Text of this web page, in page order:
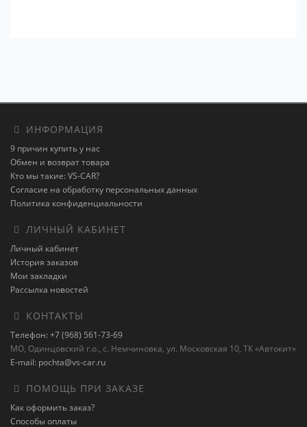
ИНФОРМАЦИЯ
9 причин купить у нас
Обмен и возврат товара
Кто мы такие: VS-CAR?
Согласие на обработку персональных данных
Политика конфиденциальности
ЛИЧНЫЙ КАБИНЕТ
Личный кабинет
История заказов
Мои закладки
Рассылка новостей
КОНТАКТЫ
Телефон: +7 (968) 561-73-69
МО, Одинцовский г.о., с. Немчиновка, ул. Московская 10, ТК «Автокит»
E-mail: pochta@vs-car.ru
ПОМОЩЬ ПРИ ЗАКАЗЕ
Как оформить заказ?
Способы оплаты